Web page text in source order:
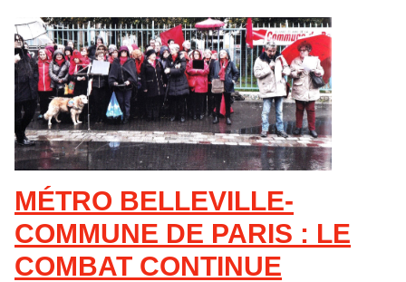
MÉTRO BELLEVILLE-
COMMUNE DE PARIS : LE
COMBAT CONTINUE